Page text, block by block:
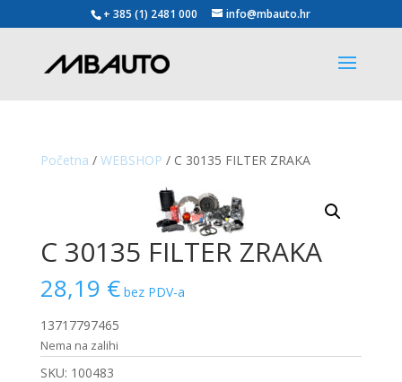
+ 385 (1) 2481 000 info@mbauto.hr
Početna / WEBSHOP / C 30135 FILTER ZRAKA
C 30135 FILTER ZRAKA
28,19 € bez PDV-a
13717797465
Nema na zalihi
SKU: 100483